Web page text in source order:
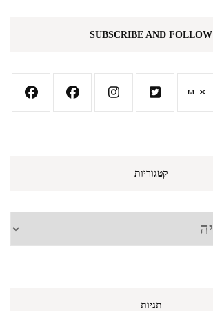
SUBSCRIBE AND FOLLOW
קטגוריות
תגיות